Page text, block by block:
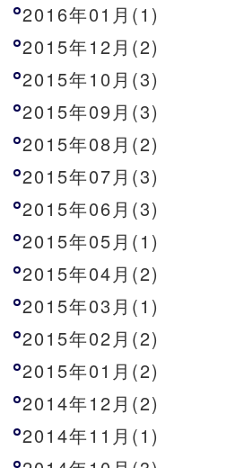
2016年01月(1)
2015年12月(2)
2015年10月(3)
2015年09月(3)
2015年08月(2)
2015年07月(3)
2015年06月(3)
2015年05月(1)
2015年04月(2)
2015年03月(1)
2015年02月(2)
2015年01月(2)
2014年12月(2)
2014年11月(1)